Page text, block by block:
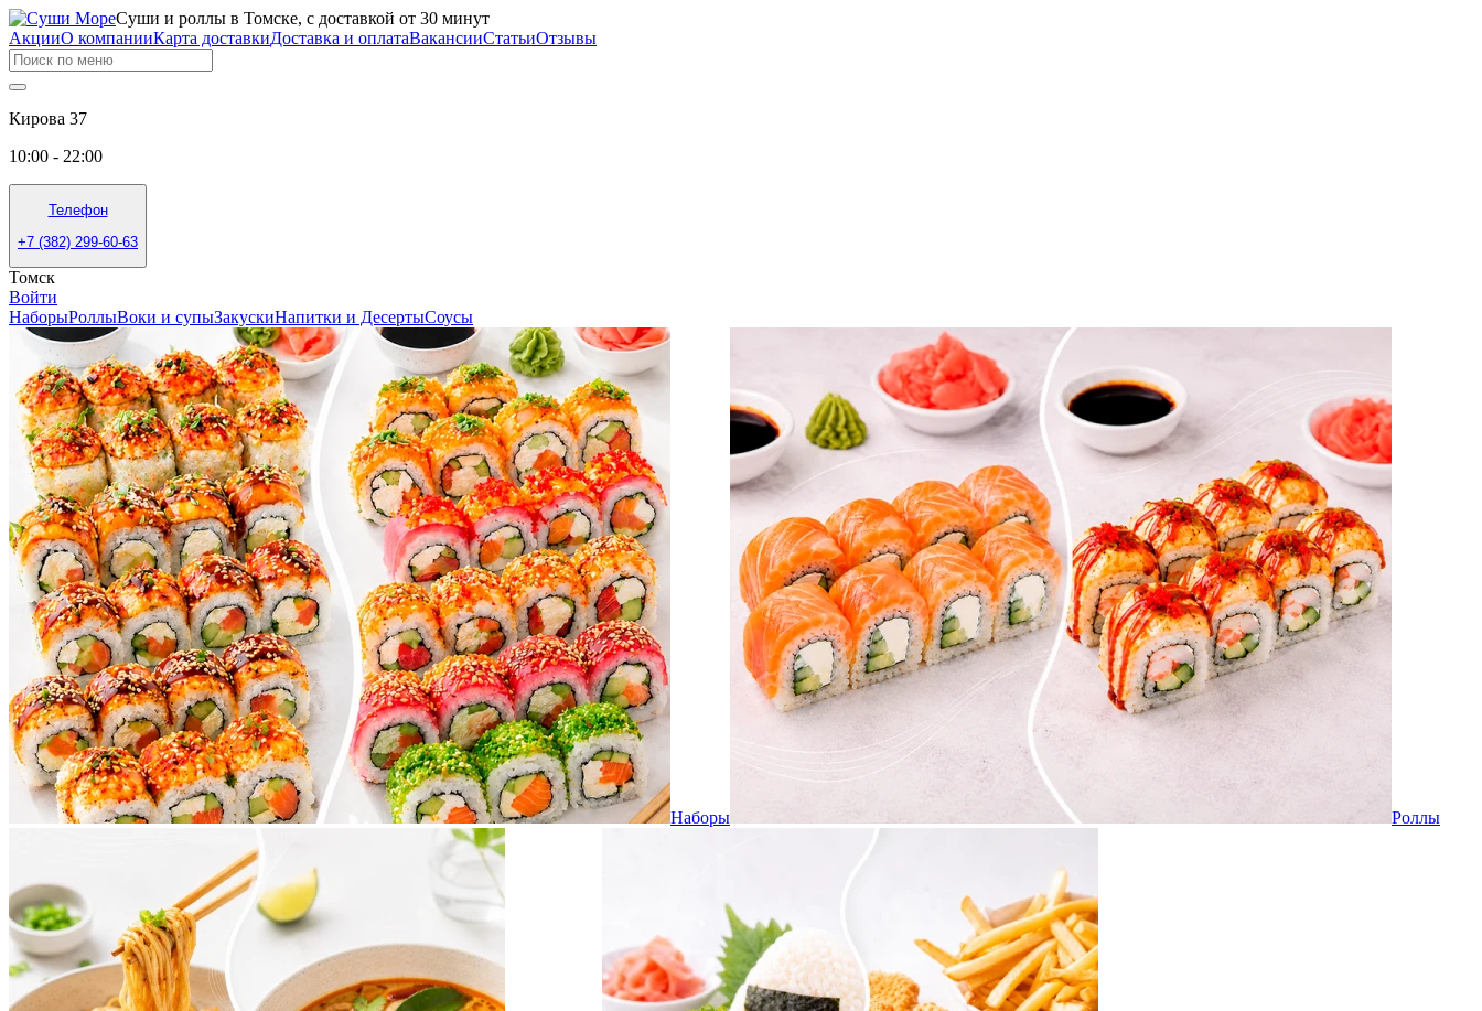
Суши и роллы в Томске, с доставкой от 30 минут
АкцииО компанииКарта доставкиДоставка и оплатаВакансииСтатьиОтзывы
Кирова 37
10:00 - 22:00
Телефон
+7 (382) 299-60-63
Томск
Войти
НаборыРоллыВоки и супыЗакускиНапитки и ДесертыСоусы
Наборы Роллы